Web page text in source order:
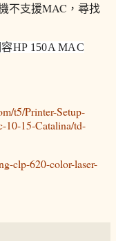
不支援MAC，尋找
容HP 150A MAC
t5/Printer-Setup-
10-15-Catalina/td-
clp-620-color-laser-